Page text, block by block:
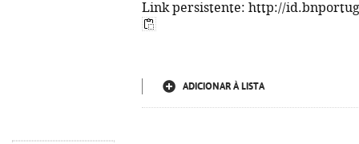
Link persistente: http://
ADICIONAR À LISTA